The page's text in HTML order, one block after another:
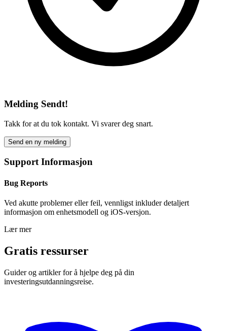
Melding Sendt!
Takk for at du tok kontakt. Vi svarer deg snart.
Send en ny melding
Support Informasjon
Bug Reports
Ved akutte problemer eller feil, vennligst inkluder detaljert
informasjon om enhetsmodell og iOS-versjon.
Lær mer
Gratis ressurser
Guider og artikler for å hjelpe deg på din
investeringsutdanningsreise.